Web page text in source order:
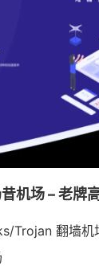
机场 – 老牌
Trojan 翻墙机